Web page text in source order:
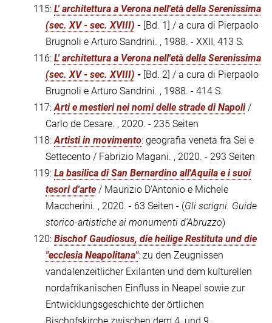
115: L' architettura a Verona nell'età della Serenissima
(sec. XV - sec. XVIII) - [Bd. 1] / a cura di Pierpaolo
Brugnoli e Arturo Sandrini. , 1988. - XXII, 413 S.
116: L' architettura a Verona nell'età della Serenissima
(sec. XV - sec. XVIII) - [Bd. 2] / a cura di Pierpaolo
Brugnoli e Arturo Sandrini. , 1988. - 414 S.
117:Arti e mestieri nei nomi delle strade di Napoli/
Carlo de Cesare. , 2020. - 235 Seiten
118:Artisti in movimento: geografia veneta fra Sei e
Settecento / Fabrizio Magani. , 2020. - 293 Seiten
119: La basilica di San Bernardino all'Aquila e i suoi
tesori d'arte / Maurizio D'Antonio e Michele
Maccherini. , 2020. - 63 Seiten - (Gli scrigni. Guide
storico-artistiche ai monumenti d'Abruzzo)
120: Bischof Gaudiosus, die heilige Restituta und die
"ecclesia Neapolitana": zu den Zeugnissen
vandalenzeitlicher Exilanten und dem kulturellen
nordafrikanischen Einfluss in Neapel sowie zur
Entwicklungsgeschichte der örtlichen